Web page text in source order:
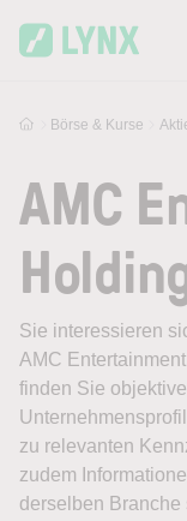
Börse & Kurse
AMC
Sie interessieren
AMC
finden Sie
zu relevanten
zudem
derselben